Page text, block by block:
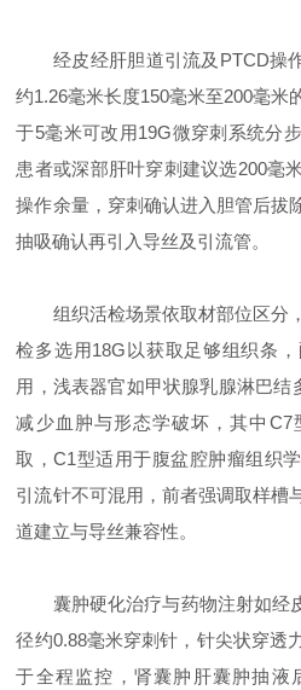
经皮经肝胆道引流及PTCD操
约1.26毫米长度150毫米至200毫米
于5毫米可改用19G微穿刺系统分
患者或深部肝叶穿刺建议选200毫
操作余量，穿刺确认进入胆管后拔
抽吸确认再引入导丝及引流管。
组织活检场景依取材部位区分
检多选用18G以获取足够组织条
用，浅表器官如甲状腺乳腺淋巴结
减少血肿与形态学破坏，其中C7
取，C1型适用于腹盆腔肿瘤组织
引流针不可混用，前者强调取样槽
道建立与导丝兼容性。
囊肿硬化治疗与药物注射如经皮
径约0.88毫米穿刺针，针尖状穿透
于全程监控，肾囊肿肝囊肿抽液